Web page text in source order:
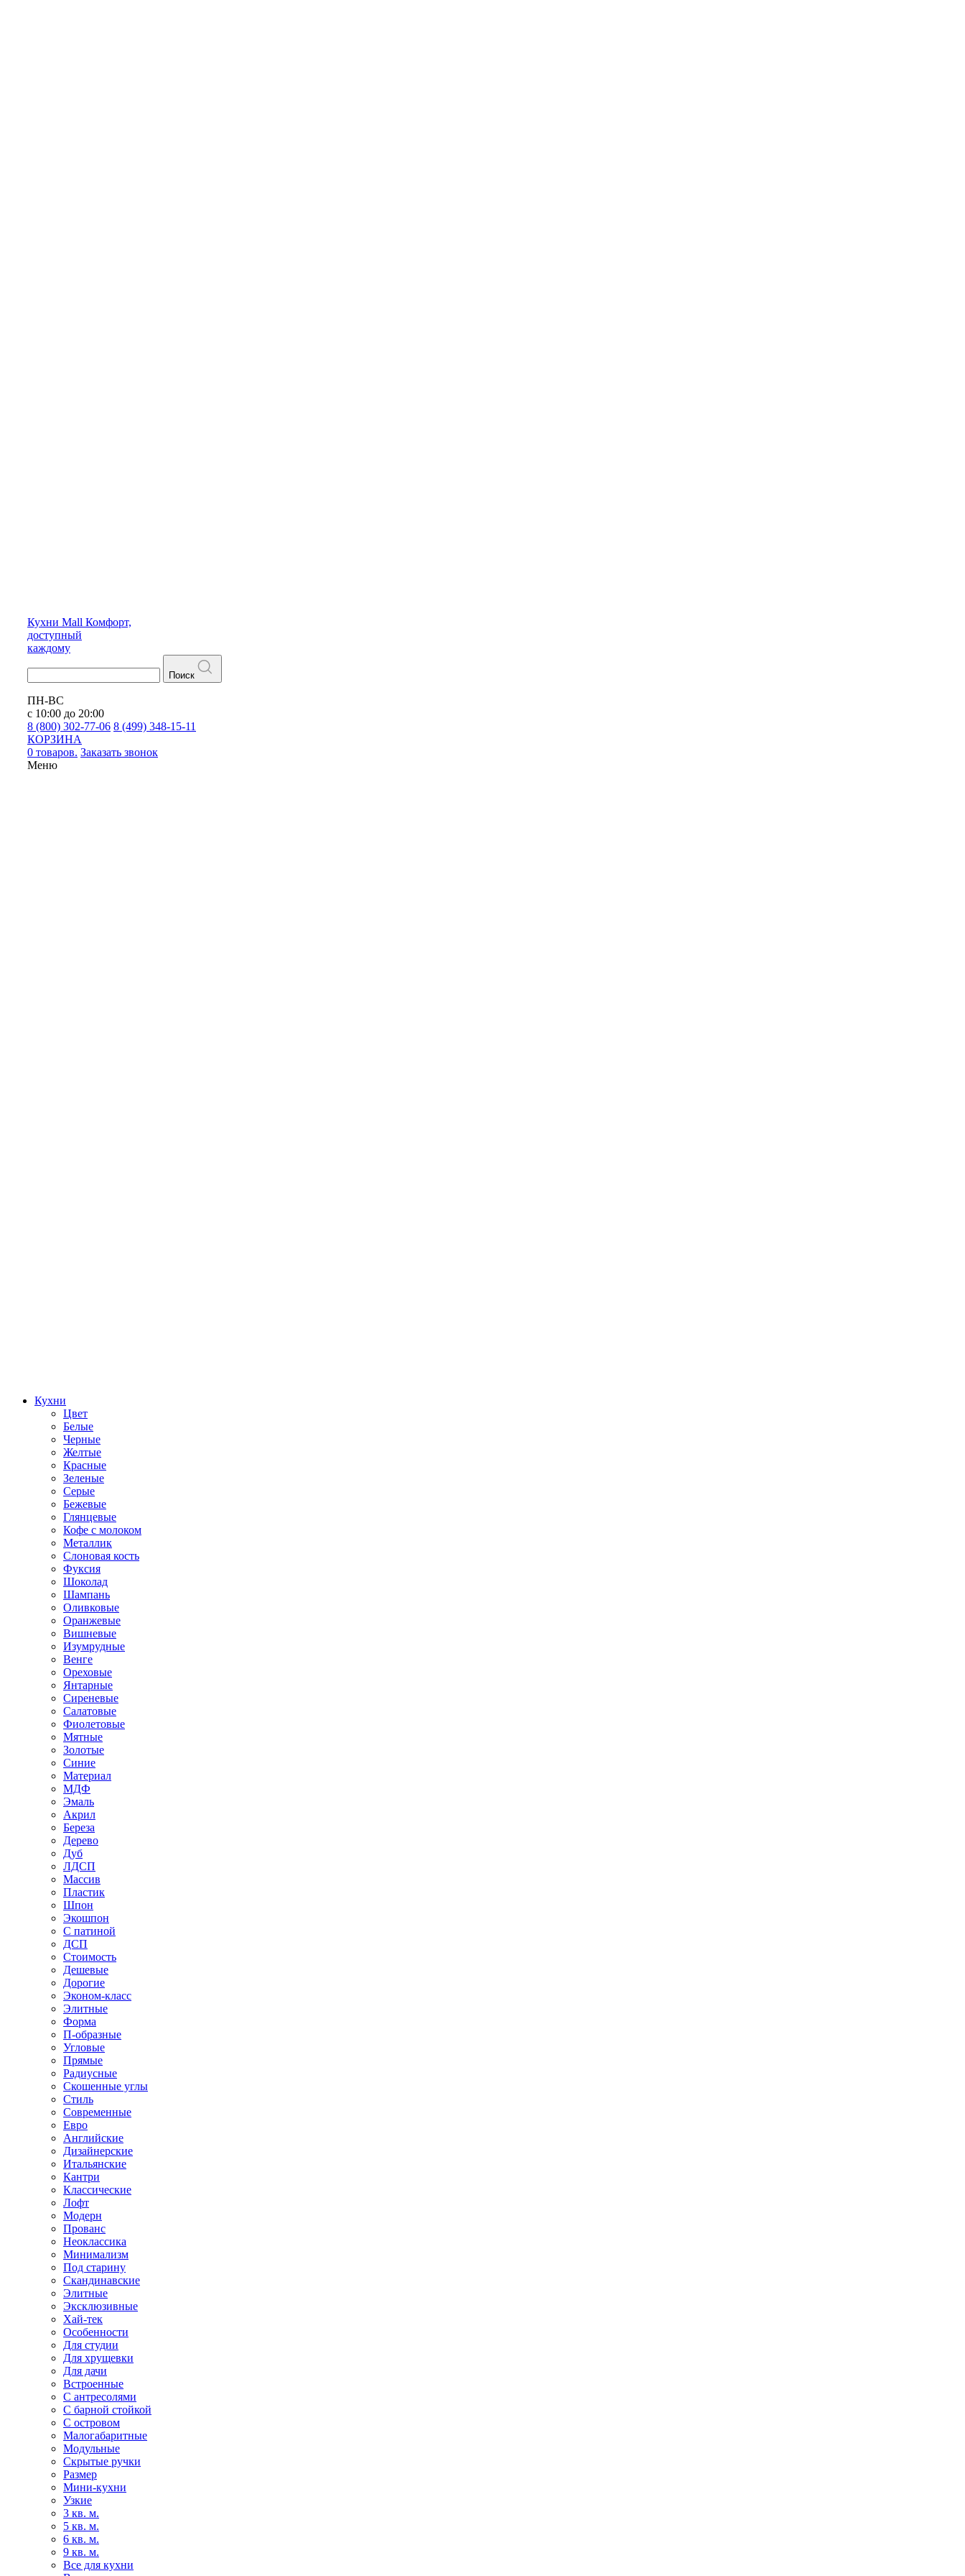
Кухни Mall Комфорт,
доступный
каждому
Поиск
ПН-ВС
с 10:00 до 20:00
8 (800) 302-77-06 8 (499) 348-15-11
КОРЗИНА
0 товаров. Заказать звонок
Меню
Кухни
Цвет
Белые
Черные
Желтые
Красные
Зеленые
Серые
Бежевые
Глянцевые
Кофе с молоком
Металлик
Слоновая кость
Фуксия
Шоколад
Шампань
Оливковые
Оранжевые
Вишневые
Изумрудные
Венге
Ореховые
Янтарные
Сиреневые
Салатовые
Фиолетовые
Мятные
Золотые
Синие
Материал
МДФ
Эмаль
Акрил
Береза
Дерево
Дуб
ЛДСП
Массив
Пластик
Шпон
Экошпон
С патиной
ДСП
Стоимость
Дешевые
Дорогие
Эконом-класс
Элитные
Форма
П-образные
Угловые
Прямые
Радиусные
Скошенные углы
Стиль
Современные
Евро
Английские
Дизайнерские
Итальянские
Кантри
Классические
Лофт
Модерн
Прованс
Неоклассика
Минимализм
Под старину
Скандинавские
Элитные
Эксклюзивные
Хай-тек
Особенности
Для студии
Для хрущевки
Для дачи
Встроенные
С антресолями
С барной стойкой
С островом
Малогабаритные
Модульные
Скрытые ручки
Размер
Мини-кухни
Узкие
3 кв. м.
5 кв. м.
6 кв. м.
9 кв. м.
Все для кухни